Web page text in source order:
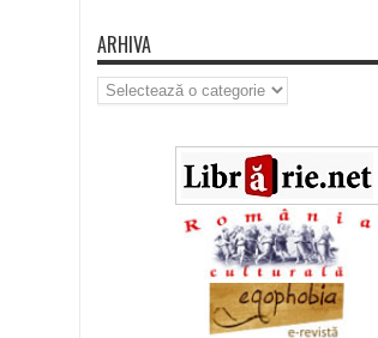
ARHIVA
Arhiva